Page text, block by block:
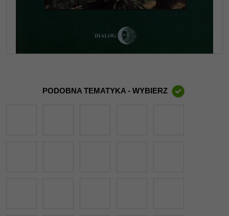
PODOBNA TEMATYKA - WYBIERZ